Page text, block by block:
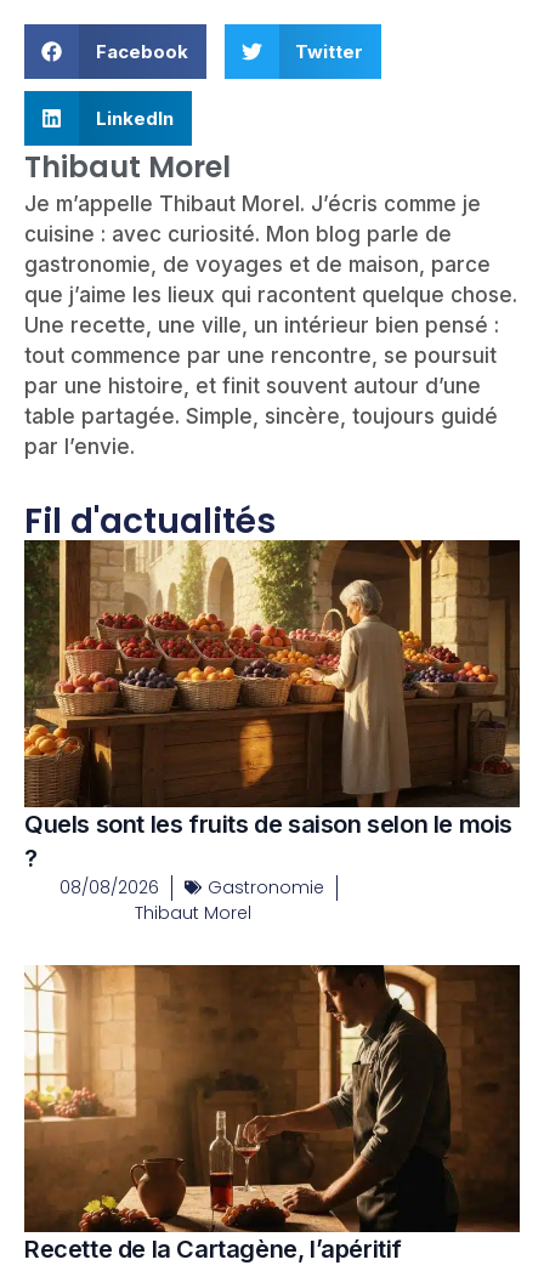
Facebook Twitter
LinkedIn
Thibaut Morel
Je m’appelle Thibaut Morel. J’écris comme je
cuisine : avec curiosité. Mon blog parle de
gastronomie, de voyages et de maison, parce
que j’aime les lieux qui racontent quelque chose.
Une recette, une ville, un intérieur bien pensé :
tout commence par une rencontre, se poursuit
par une histoire, et finit souvent autour d’une
table partagée. Simple, sincère, toujours guidé
par l’envie.
Fil d'actualités
Quels sont les fruits de saison selon le mois
?
08/08/2026
Gastronomie
Thibaut Morel
Recette de la Cartagène, l’apéritif